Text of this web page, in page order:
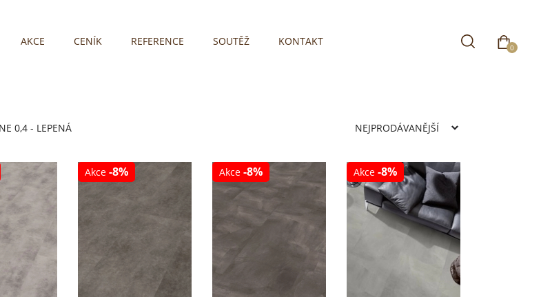
AKCE CENÍK REFERENCE SOUTĚŽ KONTAKT 0
0,4 - LEPENÁ
Akce -8% Akce -8% Akce -8%